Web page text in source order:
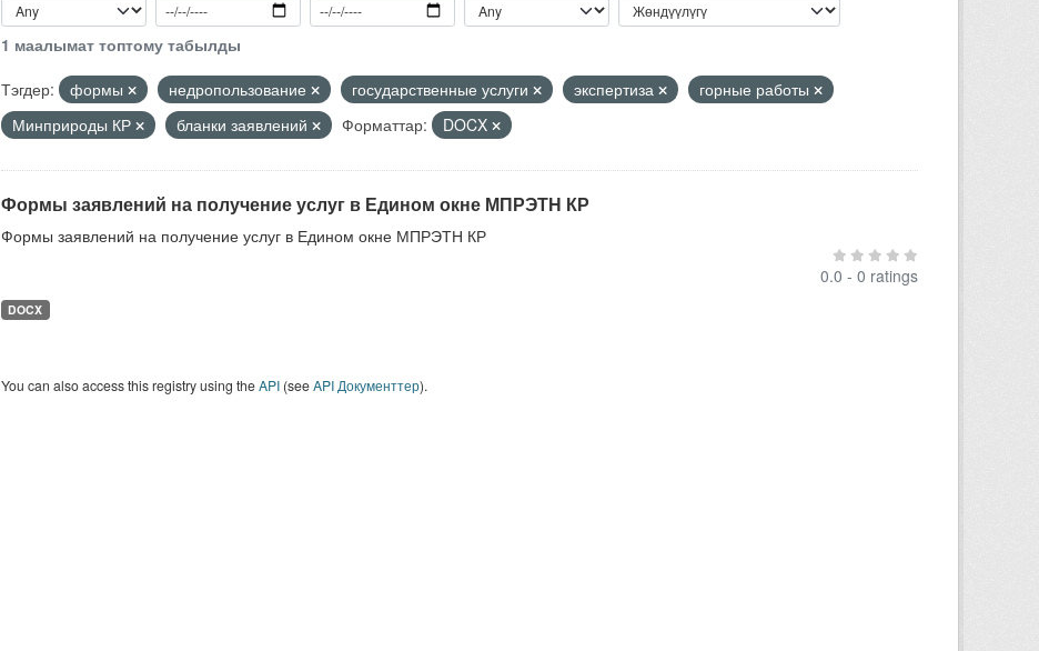
1 маалымат топтому табылды
Тэгдер:
формы недропользование государственные услуги экспертиза
горные работы
Минприроды КР
бланки заявлений Форматтар: DOCX
Формы заявлений на получение услуг в Едином окне МПРЭТН КР
Формы заявлений на получение услуг в Едином окне МПРЭТН КР
0.0 - 0 ratings
DOCX
You can also access this registry using theAPI(seeAPI Документтер).